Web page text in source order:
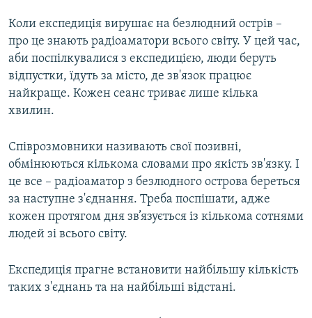
Коли експедиція вирушає на безлюдний острів –
про це знають радіоаматори всього світу. У цей час,
аби поспілкувалися з експедицією, люди беруть
відпустки, їдуть за місто, де зв'язок працює
найкраще. Кожен сеанс триває лише кілька
хвилин.
Співрозмовники називають свої позивні,
обмінюються кількома словами про якість зв'язку. І
це все – радіоаматор з безлюдного острова береться
за наступне з'єднання. Треба поспішати, адже
кожен протягом дня зв’язується із кількома сотнями
людей зі всього світу.
Експедиція прагне встановити найбільшу кількість
таких з'єднань та на найбільші відстані.